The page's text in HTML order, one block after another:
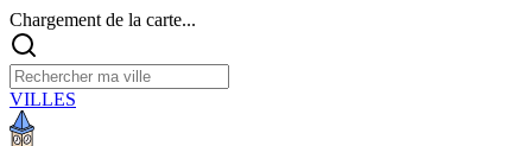
Chargement de la carte...
VILLES